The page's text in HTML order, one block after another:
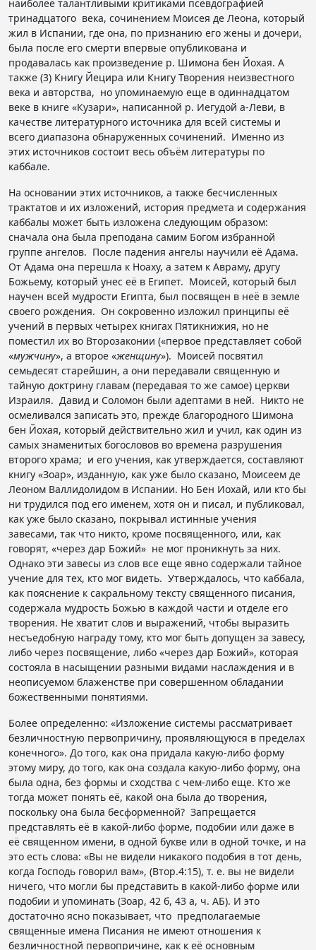
наиболее талантливыми критиками псевдографией
тринадцатого века, сочинением Моисея де Леона, который
жил в Испании, где она, по признанию его жены и дочери,
была после его смерти впервые опубликована и
продавалась как произведение р. Шимона бен Йохая. А
также (3) Книгу Йецира или Книгу Творения неизвестного
века и авторства, но упоминаемую еще в одиннадцатом
веке в книге «Кузари», написанной р. Иегудой а-Леви, в
качестве литературного источника для всей системы и
всего диапазона обнаруженных сочинений. Именно из
этих источников состоит весь объём литературы по
каббале.
На основании этих источников, а также бесчисленных
трактатов и их изложений, история предмета и содержания
каббалы может быть изложена следующим образом:
сначала она была преподана самим Богом избранной
группе ангелов. После падения ангелы научили её Адама.
От Адама она перешла к Ноаху, а затем к Авраму, другу
Божьему, который унес её в Египет. Моисей, который был
научен всей мудрости Египта, был посвящен в неё в земле
своего рождения. Он сокровенно изложил принципы её
учений в первых четырех книгах Пятикнижия, но не
поместил их во Второзаконии («первое представляет собой
«мужчину», а второе «женщину»). Моисей посвятил
семьдесят старейшин, а они передавали священную и
тайную доктрину главам (передавая то же самое) церкви
Израиля. Давид и Соломон были адептами в ней. Никто не
осмеливался записать это, прежде благородного Шимона
бен Йохая, который действительно жил и учил, как один из
самых знаменитых богословов во времена разрушения
второго храма; и его учения, как утверждается, составляют
книгу «Зоар», изданную, как уже было сказано, Моисеем де
Леоном Валлидолидом в Испании. Но Бен Иохай, или кто бы
ни трудился под его именем, хотя он и писал, и публиковал,
как уже было сказано, покрывал истинные учения
завесами, так что никто, кроме посвященного, или, как
говорят, «через дар Божий» не мог проникнуть за них.
Однако эти завесы из слов все еще явно содержали тайное
учение для тех, кто мог видеть. Утверждалось, что каббала,
как пояснение к сакральному тексту священного писания,
содержала мудрость Божью в каждой части и отделе его
творения. Не хватит слов и выражений, чтобы выразить
несъедобную награду тому, кто мог быть допущен за завесу,
либо через посвящение, либо «через дар Божий», которая
состояла в насыщении разными видами наслаждения и в
неописуемом блаженстве при совершенном обладании
божественными понятиями.
Более определенно: «Изложение системы рассматривает
безличностную первопричину, проявляющуюся в пределах
конечного». До того, как она придала какую-либо форму
этому миру, до того, как она создала какую-либо форму, она
была одна, без формы и сходства с чем-либо еще. Кто же
тогда может понять её, какой она была до творения,
поскольку она была бесформенной? Запрещается
представлять её в какой-либо форме, подобии или даже в
её священном имени, в одной букве или в одной точке, и на
это есть слова: «Вы не видели никакого подобия в тот день,
когда Господь говорил вам», (Втор.4:15), т. е. вы не видели
ничего, что могли бы представить в какой-либо форме или
подобии и упоминать (Зоар, 42 б, 43 а, ч. АБ). И это
достаточно ясно показывает, что предполагаемые
священные имена Писания не имеют отношения к
безличностной первопричине, как к её основным